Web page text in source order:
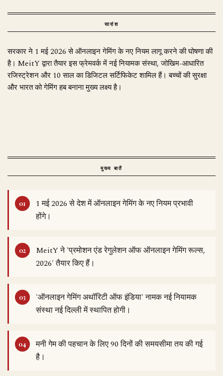
सारांश
सरकार ने 1 मई 2026 से ऑनलाइन गेमिंग के नए नियम लागू करने की घोषणा की
है। MeitY द्वारा तैयार इस फ्रेमवर्क में नई नियामक संस्था, जोखिम-आधारित
रजिस्ट्रेशन और 10 साल का डिजिटल सर्टिफिकेट शामिल हैं। बच्चों की सुरक्षा
और भारत को गेमिंग हब बनाना मुख्य लक्ष्य है।
मुख्य बातें
1 मई 2026 से देश में ऑनलाइन गेमिंग के नए नियम प्रभावी
होंगे।
MeitY ने 'प्रमोशन एंड रेगुलेशन ऑफ ऑनलाइन गेमिंग रूल्स,
2026' तैयार किए हैं।
'ऑनलाइन गेमिंग अथॉरिटी ऑफ इंडिया' नामक नई नियामक
संस्था नई दिल्ली में स्थापित होगी।
मनी गेम की पहचान के लिए 90 दिनों की समयसीमा तय की गई
है।